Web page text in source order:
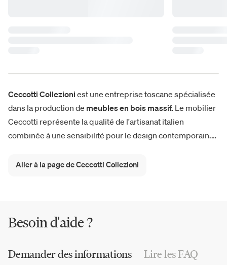
Ceccotti Collezioni est une entreprise toscane spécialisée
dans la production de meubles en bois massif. Le mobilier
Ceccotti représente la qualité de l'artisanat italien
combinée à une sensibilité pour le design contemporain.
dirigée par le designer Roberto Lazzeroni. Du
Aller à la page de Ceccotti Collezioni
Besoin d'aide ?
Demander des informations Lire les FAQ